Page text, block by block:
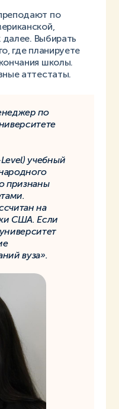
по
далее. Выбирать
где планируете
школы.
аттестаты.
по
учебный
признаны
на
США. Если
вуза».